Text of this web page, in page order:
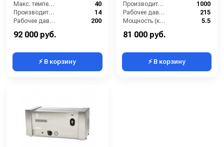
Макс. температура воды (°C):
40
Производительность (л/мин):
14
Рабочее давление (бар):
200
Мощность (кВт):
92 000 руб.
⚡ В корзину
Производительность (л/ч):
1000
Рабочее давление (бар):
215
Мощность (кВт):
5.5
Электропитание (В):
81 000 руб.
⚡ В корзину